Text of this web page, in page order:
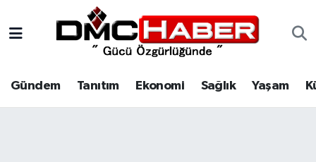
Gündem Tanıtım Ekonomi Sağlık Yaşam
Tanıtım
Nöbetçi Eczaneler
Hava Durumu